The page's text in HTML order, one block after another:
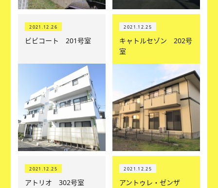
2021.12.26
ビビコート 201号室
2021.12.25
キャトルセゾン 202号
室
2021.12.25
アトリオ 302号室
2021.12.25
アントゥレ・ゼンザ